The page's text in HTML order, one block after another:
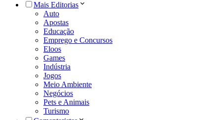
Mais Editorias
Auto
Apostas
Educação
Emprego e Concursos
Eloos
Games
Indústria
Jogos
Meio Ambiente
Negócios
Pets e Animais
Turismo